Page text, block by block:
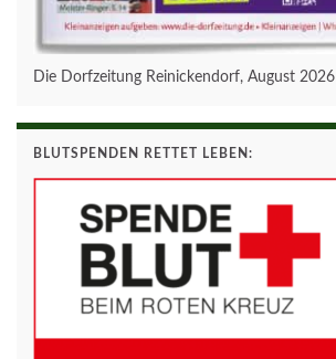
Die Dorfzeitung Reinickendorf, August 2026
BLUTSPENDEN RETTET LEBEN: